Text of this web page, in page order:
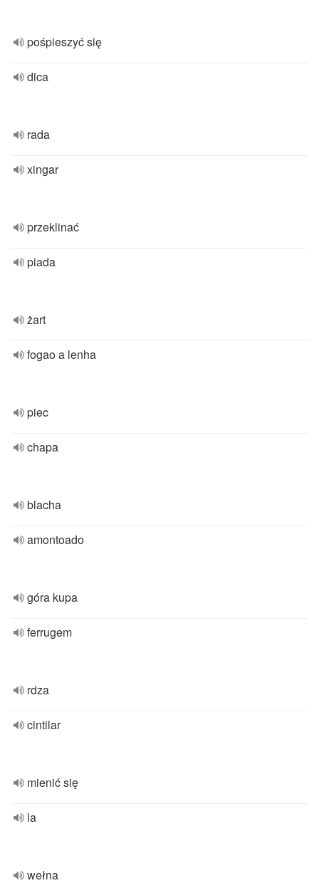
pośpieszyć się
dica
rada
xingar
przeklinać
piada
żart
fogao a lenha
piec
chapa
blacha
amontoado
góra kupa
ferrugem
rdza
cintilar
mienić się
la
wełna